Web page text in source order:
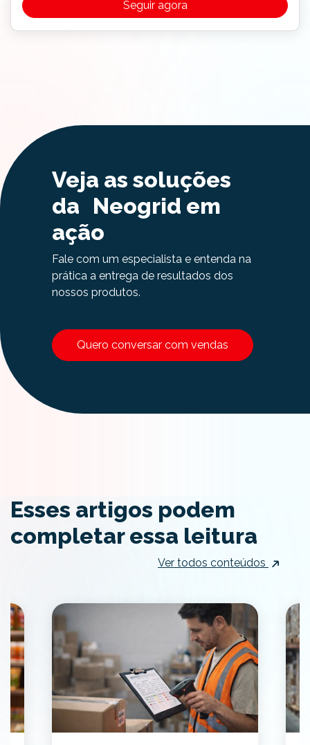
Seguir agora
Veja as soluções
da Neogrid em
ação
Fale com um especialista e entenda na
prática a entrega de resultados dos
nossos produtos.
Quero conversar com vendas
Esses artigos podem
completar essa leitura
Ver todos conteúdos